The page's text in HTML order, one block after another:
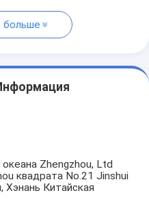
больше
Zhengzhou, Ltd
квадрата No.21 Jinshui
Хэнань Китайская